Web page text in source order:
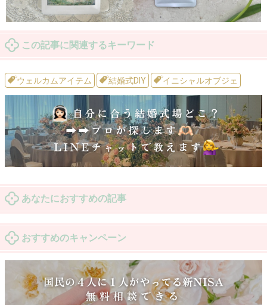
この記事に関連するキーワード
ウェルカムアイテム 結婚式DIY イニシャルオブジェ
あなたにおすすめの記事
おすすめのキャンペーン